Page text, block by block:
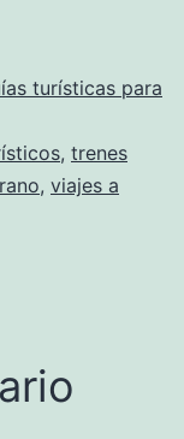
turísticas para
, trenes
, viajes a